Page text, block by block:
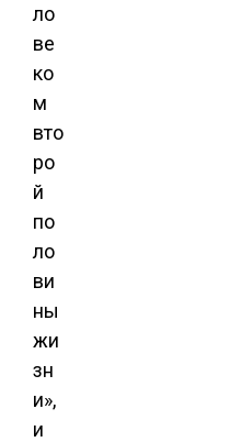
ло
ве
ко
м
вто
ро
й
по
ло
ви
ны
жи
зн
и»,
и